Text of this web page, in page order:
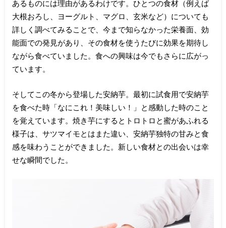
あるものには理由があるわけです。ひとつの食材（例えば
大根おろし、ヨーグルト、マグロ、玄米など）についても
詳しく調べてみることで、今まで知らなかった栄養面、効
能面での発見があり、その食材を使うたびに効果を期待し
ながら食べていました。食への興味は今でもさらに広がっ
ています。
そしてこの冬から登場した安納芋。最初に試食用で安納芋
を食べた時「なにこれ！美味しい！」と感動した時のこと
を覚えています。焼き芋にするとトロトロと蜜があふれる
様子は、サツマイモとはまた違い、安納芋独特の甘みと食
感を味わうことができました。新しい食材との出会いは幸
せな瞬間でした。